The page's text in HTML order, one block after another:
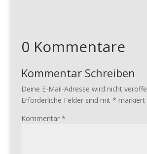
0 Kommentare
Kommentar Schreiben
Deine E-Mail-Adresse wird nicht
Erforderliche Felder sind mit * markiert
Kommentar *